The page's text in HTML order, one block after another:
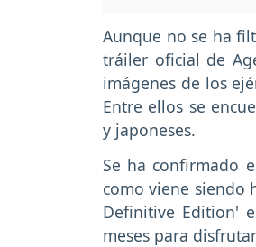
Aunque no se ha
tráiler oficial de
imágenes de los
Entre ellos se
y japoneses.
Se ha confirmado
como viene siendo
Definitive Edition'
meses para